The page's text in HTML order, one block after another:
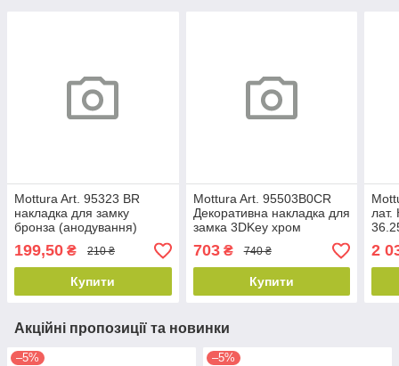
Mottura Art. 95323 BR
накладка для замку
бронза (анодування)
199,50 ₴ 210 ₴
Купити
Mottura Art. 95503B0CR
Декоративна накладка для
замка 3DKey хром
703₴ 740 ₴
Купити
2
Акційні пропозиції та новинки
–5% –5%